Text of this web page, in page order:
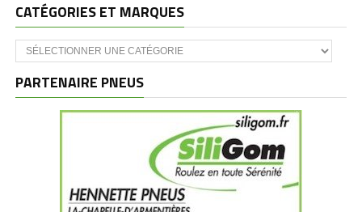
CATÉGORIES ET MARQUES
Catégories
et
PARTENAIRE PNEUS